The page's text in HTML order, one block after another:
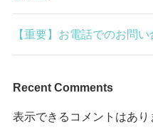
【重要】お電話でのお問
Recent Comments
表示できるコメントはあり